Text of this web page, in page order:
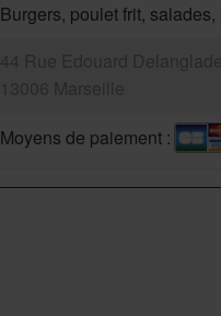
Burgers, poulet frit,
Moyens de paiement :